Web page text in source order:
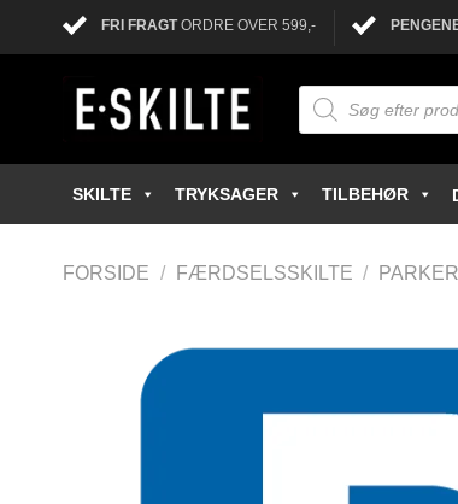
FRI FRAGTORDRE OVER 599,-
SKILTE TRYKSAGER TILBEHØR
FORSIDE / FÆRDSELSSKILTE /